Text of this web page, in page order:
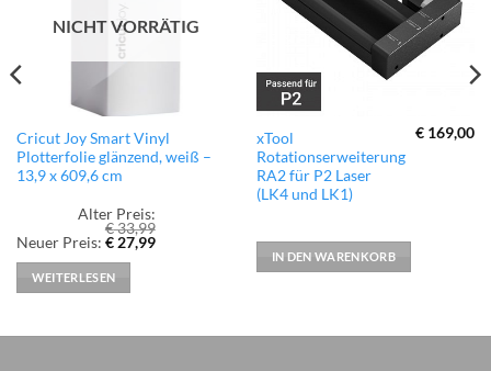
NICHT VORRÄTIG
Cricut Joy Smart Vinyl
Plotterfolie glänzend, weiß –
13,9 x 609,6 cm
Alter Preis:
€33,99
Ursprünglicher
war:
€ 33,99
Neuer Preis: €27,99Aktueller
WEITERLESEN
xTool
Rotationserweiterung
RA2 für P2 Laser
(LK4 und LK1)
€ 169,00
IN DEN WARENKORB